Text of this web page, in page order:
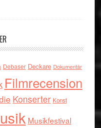
Debaser Deckare Dokumentär
Filmrecension
Konserter Konst
Musikfestival